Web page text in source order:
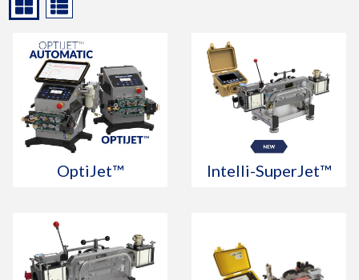
OptiJet™ Intelli-SuperJet™